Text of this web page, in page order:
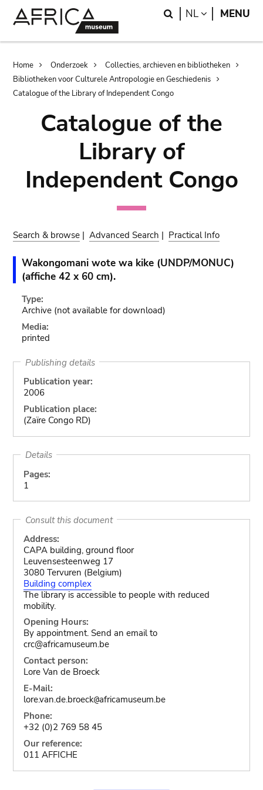
Search
NL LANGUAGE
MENU
Breadcrumb
Home Onderzoek
Collecties, archieven en bibliotheken
Bibliotheken voor Culturele Antropologie en Geschiedenis
Catalogue of the Library of Independent Congo
Catalogue of the
Library of
Independent Congo
Search & browse |Advanced Search | Practical Info
Wakongomani wote wa kike (UNDP/MONUC)
(affiche 42 x 60 cm).
Type:
Archive (not available for download)
Media:
printed
Publishing details
Publication year:
2006
Publication place:
(Zaïre Congo RD)
Details
Pages:
1
Consult this document
Address:
CAPA building, ground floor
Leuvensesteenweg 17
3080 Tervuren (Belgium)
Building complex
The library is accessible to people with reduced
mobility.
Opening Hours:
By appointment. Send an email to
crc@africamuseum.be
Contact person:
Lore Van de Broeck
E-Mail:
lore.van.de.broeck@africamuseum.be
Phone:
+32 (0)2 769 58 45
Our reference:
011 AFFICHE